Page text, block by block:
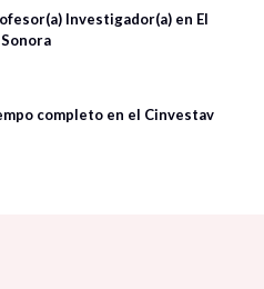
Investigador(a) en El
completo en el Cinvestav